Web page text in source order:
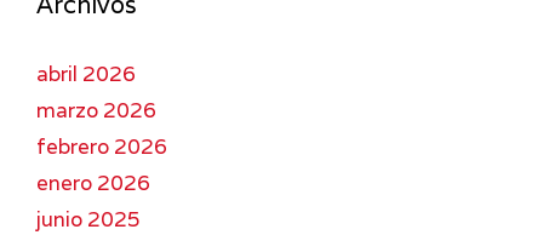
abril 2026
marzo 2026
febrero 2026
enero 2026
junio 2025